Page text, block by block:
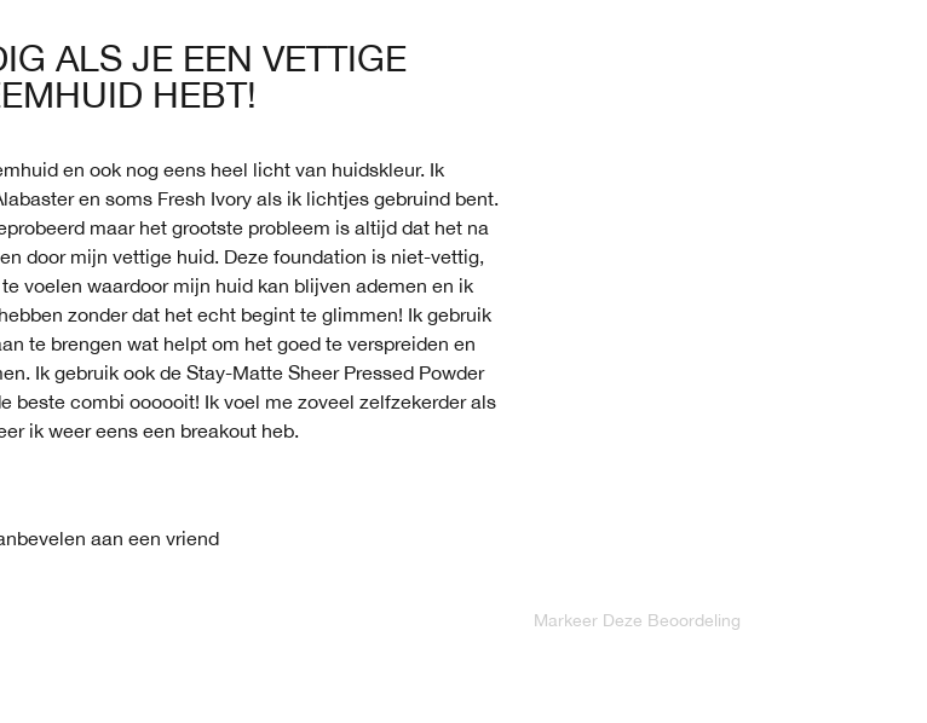
ALS JE EEN VETTIGE
HEBT!
en ook nog eens heel licht van huidskleur. Ik
en soms Fresh Ivory als ik lichtjes gebruind bent.
maar het grootste probleem is altijd dat het na
door mijn vettige huid. Deze foundation is niet-vettig,
voelen waardoor mijn huid kan blijven ademen en ik
zonder dat het echt begint te glimmen! Ik gebruik
te brengen wat helpt om het goed te verspreiden en
Ik gebruik ook de Stay-Matte Sheer Pressed Powder
beste combi oooooit! Ik voel me zoveel zelfzekerder als
ik weer eens een breakout heb.
aan een vriend
Markeer Deze Beoordeling